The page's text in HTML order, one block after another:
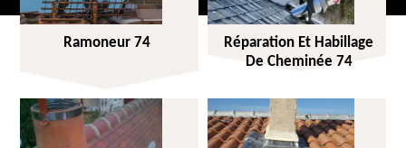
Ramoneur 74
Réparation Et Habillage
De Cheminée 74